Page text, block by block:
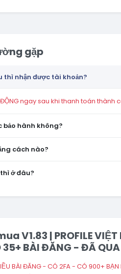
gặp
thì nhận được tài khoản?
ngay sau khi thanh toán thành
bảo hành không?
cách nào?
ở đâu?
V1.83 | PROFILE
BÀI ĐĂNG - ĐÃ
BÀI ĐĂNG - CÓ 2FA - CÓ 900+